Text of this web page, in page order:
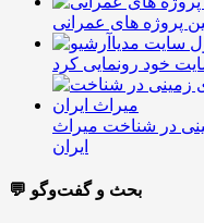
پروژه های عمرانی
خود رونمایی کرد
در شناخت میراث
ایران
💬 بحث و گفت‌وگو